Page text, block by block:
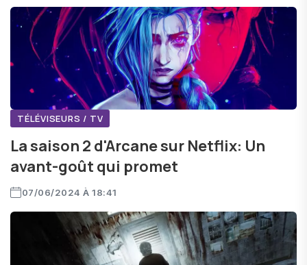
TÉLÉVISEURS / TV
La saison 2 d'Arcane sur Netflix: Un
avant-goût qui promet
07/06/2024 À 18:41